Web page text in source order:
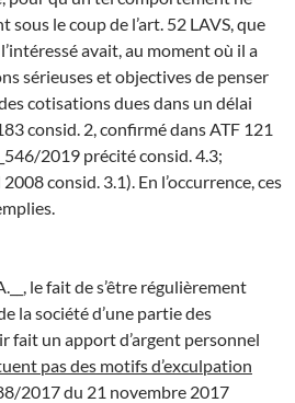
le coup de l’art. 52 LAVS, que
avait, au moment où il a
sérieuses et objectives de penser
cotisations dues dans un délai
consid. 2, confirmé dans ATF 121
2019 précité consid. 4.3;
consid. 3.1). En l’occurrence, ces
le fait de s’être régulièrement
la société d’une partie des
fait un apport d’argent personnel
pas des motifs d’exculpation
2017 du 21 novembre 2017